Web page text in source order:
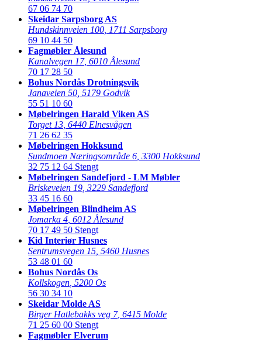
67 06 74 70
Skeidar Sarpsborg AS
Hundskinnveien 100 1711 Sarpsborg
69 10 44 50
Fagmøbler Ålesund
Kanalvegen 17, 6010 Ålesund
70 17 28 50
Bohus Nordås Drotningsvik
Janaveien 50 5179 Godvik
55 51 10 60
Møbelringen Harald Viken AS
Torget 13 6440 Elnesvågen
71 26 62 35
Møbelringen Hokksund
Sundmoen Næringsområde 6 3300 Hokksund
32 75 12 64 Stengt
Møbelringen Sandefjord - LM Møbler
Briskeveien 19 3229 Sandefjord
33 45 16 60
Møbelringen Blindheim AS
Jomarka 4 6012 Ålesund
70 17 49 50 Stengt
Kid Interiør Husnes
Sentrumsvegen 15 5460 Husnes
53 48 01 60
Bohus Nordås Os
Kollskogen 5200 Os
56 30 34 10
Skeidar Molde AS
Birger Hatlebakks veg 7, 6415 Molde
71 25 60 00 Stengt
Fagmøbler Elverum